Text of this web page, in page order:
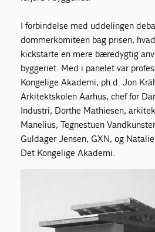
I forbindelse med uddelingen
dommerkomiteen bag prisen,
kickstarte en mere bæredygtig
byggeriet. Med i panelet var
Kongelige Akademi, ph.d. Jon
Arkitektskolen Aarhus, chef for
Industri, Dorthe Mathiesen,
Manelius, Tegnestuen
Guldager Jensen, GXN, og
Det Kongelige Akademi.